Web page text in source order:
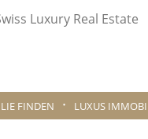
Luxury Real Estate
FINDEN LUXUS